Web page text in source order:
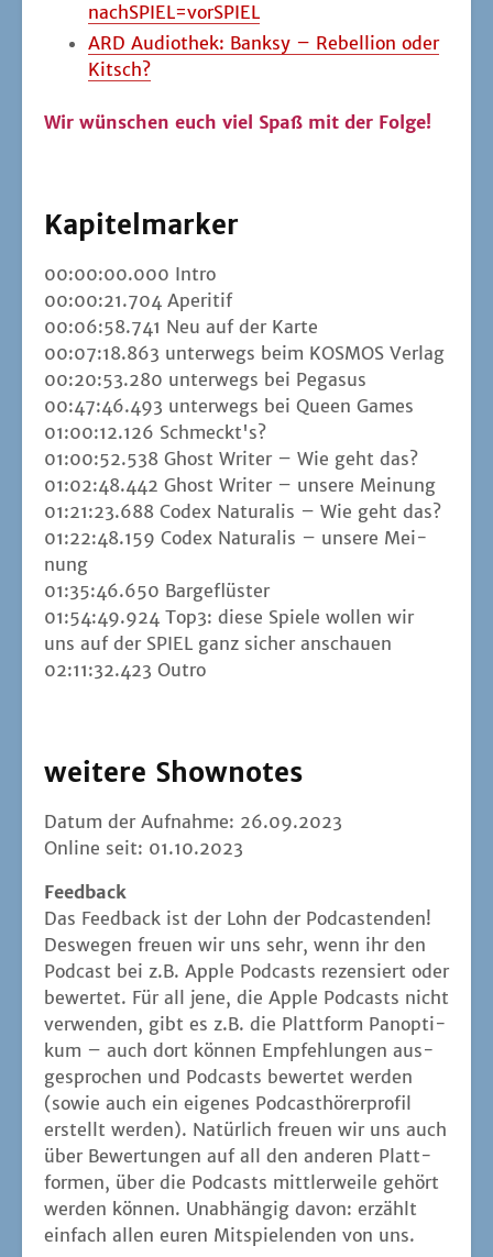
nachSPIEL=vorSPIEL
ARD Audio­thek: Bank­sy – Rebel­li­on oder
Kitsch?
Wir wün­schen euch viel Spaß mit der Folge!
Kapitelmarker
00:00:00.000 Intro
00:00:21.704 Ape­ri­tif
00:06:58.741 Neu auf der Kar­te
00:07:18.863 unter­wegs beim KOSMOS Ver­lag
00:20:53.280 unter­wegs bei Pega­sus
00:47:46.493 unter­wegs bei Queen Games
01:00:12.126 Schmeckt's?
01:00:52.538 Ghost Wri­ter – Wie geht das?
01:02:48.442 Ghost Wri­ter – unse­re Mei­nung
01:21:23.688 Codex Natu­ra­lis – Wie geht das?
01:22:48.159 Codex Natu­ra­lis – unse­re Mei­
nung
01:35:46.650 Bar­ge­flüs­ter
01:54:49.924 Top3: die­se Spie­le wol­len wir
uns auf der SPIEL ganz sicher anschau­en
02:11:32.423 Out­ro
weitere Shownotes
Datum der Auf­nah­me: 26.09.2023
Online seit: 01.10.2023
Feed­back
Das Feed­back ist der Lohn der Pod­cas­ten­den!
Des­we­gen freu­en wir uns sehr, wenn ihr den
Pod­cast bei z.B. Apple Pod­casts rezen­siert oder
bewer­tet. Für all jene, die Apple Pod­casts nicht
ver­wen­den, gibt es z.B. die Platt­form Pan­op­ti­
kum – auch dort kön­nen Emp­feh­lun­gen aus­
ge­spro­chen und Pod­casts bewer­tet wer­den
(sowie auch ein eige­nes Pod­cast­hö­rer­pro­fil
erstellt wer­den). Natür­lich freu­en wir uns auch
über Bewer­tun­gen auf all den ande­ren Platt­
for­men, über die Pod­casts mitt­ler­wei­le gehört
wer­den kön­nen. Unab­hän­gig davon: erzählt
ein­fach allen euren Mit­spie­len­den von uns.